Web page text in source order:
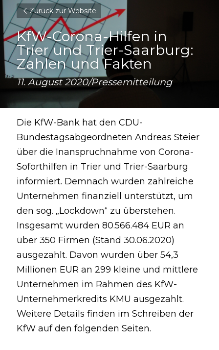
Zurück zur Website
KfW-Corona-Hilfen in
Trier und Trier-Saarburg:
Zahlen und Fakten
11. August 2020/Pressemitteilung
Die KfW-Bank hat den CDU-
Bundestagsabgeordneten Andreas Steier
über die Inanspruchnahme von Corona-
Soforthilfen in Trier und Trier-Saarburg
informiert. Demnach wurden zahlreiche
Unternehmen finanziell unterstützt, um
den sog. „Lockdown“ zu überstehen.
Insgesamt wurden 80.566.484 EUR an
über 350 Firmen (Stand 30.06.2020)
ausgezahlt. Davon wurden über 54,3
Millionen EUR an 299 kleine und mittlere
Unternehmen im Rahmen des KfW-
Unternehmerkredits KMU ausgezahlt.
Weitere Details finden im Schreiben der
KfW auf den folgenden Seiten.